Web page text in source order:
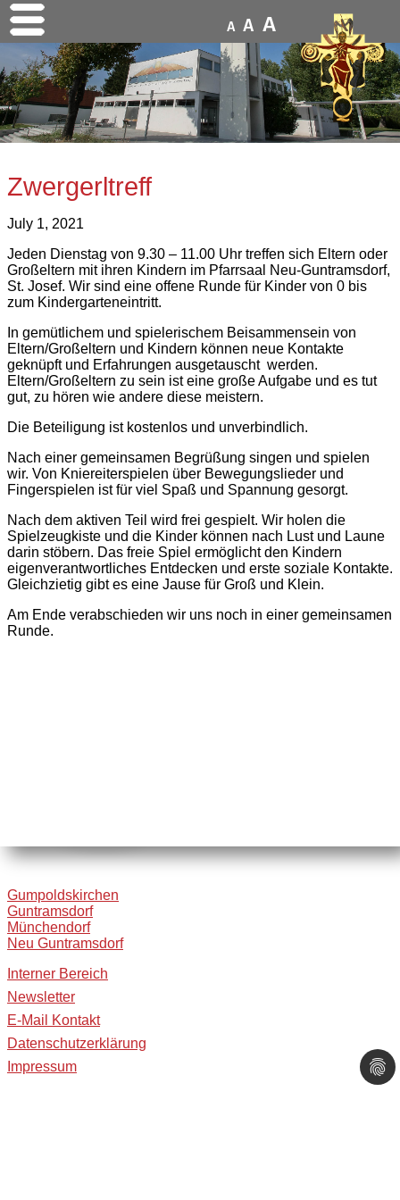
A A A
Zwergerltreff
July 1, 2021
Jeden Dienstag von 9.30 – 11.00 Uhr treffen sich Eltern oder
Großeltern mit ihren Kindern im Pfarrsaal Neu-Guntramsdorf,
St. Josef. Wir sind eine offene Runde für Kinder von 0 bis
zum Kindergarteneintritt.
In gemütlichem und spielerischem Beisammensein von
Eltern/Großeltern und Kindern können neue Kontakte
geknüpft und Erfahrungen ausgetauscht werden.
Eltern/Großeltern zu sein ist eine große Aufgabe und es tut
gut, zu hören wie andere diese meistern.
Die Beteiligung ist kostenlos und unverbindlich.
Nach einer gemeinsamen Begrüßung singen und spielen
wir. Von Kniereiterspielen über Bewegungslieder und
Fingerspielen ist für viel Spaß und Spannung gesorgt.
Nach dem aktiven Teil wird frei gespielt. Wir holen die
Spielzeugkiste und die Kinder können nach Lust und Laune
darin stöbern. Das freie Spiel ermöglicht den Kindern
eigenverantwortliches Entdecken und erste soziale Kontakte.
Gleichzietig gibt es eine Jause für Groß und Klein.
Am Ende verabschieden wir uns noch in einer gemeinsamen
Runde.
Gumpoldskirchen
Guntramsdorf
Münchendorf
Neu Guntramsdorf
Interner Bereich
Newsletter
E-Mail Kontakt
Datenschutzerklärung
Impressum